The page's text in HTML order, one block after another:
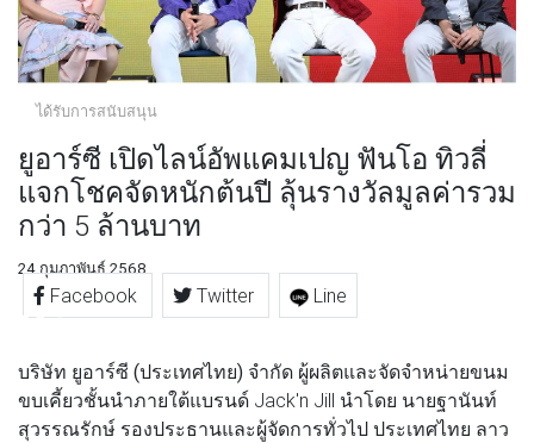
ได้รับการสนับสนุน
ยูอาร์ซี เปิดไลน์อัพแคมเปญ ฟันโอ ทิวลี่
แจกโชคจัดหนักต้นปี ลุ้นรางวัลมูลค่ารวม
กว่า 5 ล้านบาท
24 กุมภาพันธ์ 2568
Facebook Twitter Line
บริษัท ยูอาร์ซี (ประเทศไทย) จำกัด ผู้ผลิตและจัดจำหน่ายขนม
ขบเคี้ยวชั้นนำภายใต้แบรนด์ Jack'n Jill นำโดย นายฐานันท์
สุวรรณรักษ์ รองประธานและผู้จัดการทั่วไป ประเทศไทย ลาว